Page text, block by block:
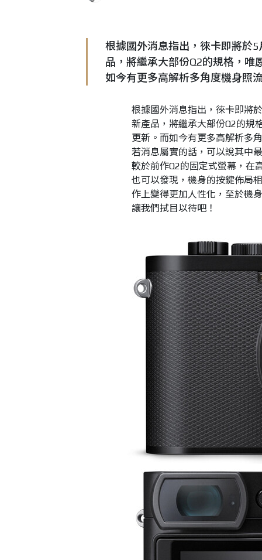
根據國外消息指出，徠卡即將於
品，將繼承大部份Q2的規格，唯
如今有更多高解析多角度機身照
根據國外消息指出，徠卡即將
新產品，將繼承大部份Q2的規
更新。而如今有更多高解析多
若消息屬實的話，可以說其中
較於前作Q2的固定式螢幕，在
也可以發現，機身的按鍵佈局
作上變得更加人性化，至於機
讓我們拭目以待吧！